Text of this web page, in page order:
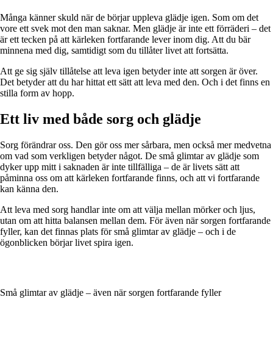
Många känner skuld när de börjar uppleva glädje igen. Som om det
vore ett svek mot den man saknar. Men glädje är inte ett förräderi – det
är ett tecken på att kärleken fortfarande lever inom dig. Att du bär
minnena med dig, samtidigt som du tillåter livet att fortsätta.
Att ge sig själv tillåtelse att leva igen betyder inte att sorgen är över.
Det betyder att du har hittat ett sätt att leva med den. Och i det finns en
stilla form av hopp.
Ett liv med både sorg och glädje
Sorg förändrar oss. Den gör oss mer sårbara, men också mer medvetna
om vad som verkligen betyder något. De små glimtar av glädje som
dyker upp mitt i saknaden är inte tillfälliga – de är livets sätt att
påminna oss om att kärleken fortfarande finns, och att vi fortfarande
kan känna den.
Att leva med sorg handlar inte om att välja mellan mörker och ljus,
utan om att hitta balansen mellan dem. För även när sorgen fortfarande
fyller, kan det finnas plats för små glimtar av glädje – och i de
ögonblicken börjar livet spira igen.
Små glimtar av glädje – även när sorgen fortfarande fyller